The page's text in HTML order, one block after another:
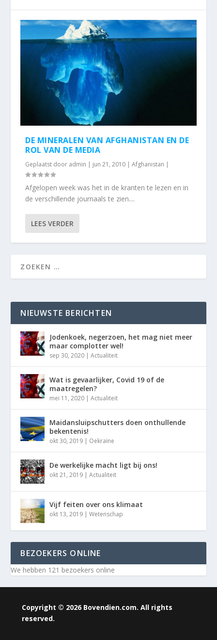
DE MINERALEN VAN AFGHANISTAN EN DE
ROL VAN DE MEDIA
Geplaatst door admin | jun 21, 2010 |Afghanistan |
Afgelopen week was het in de kranten te lezen en in
de verschillende journaals te zien....
LEES VERDER
NIEUWSTE BERICHTEN
Jodenkoek, negerzoen, het mag niet meer
maar complotter wel!
sep 30, 2020 |Actualiteit
Wat is gevaarlijker, Covid 19 of de
maatregelen?
mei 11, 2020 |Actualiteit
Maidansluipschutters doen onthullende
bekentenis!
okt 30, 2019 | Oekraïne
De werkelijke macht ligt bij ons!
okt 21, 2019 |Actualiteit
Vijf feiten over ons klimaat
okt 13, 2019 |Wetenschap
BEZOEKERS ONLINE
We hebben 121 bezoekers online
Copyright © 2026 Bovendien.com. All rights
reserved.